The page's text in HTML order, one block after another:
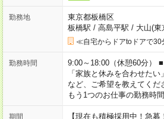
勤務地
東京都板橋区
板橋駅 / 高島平駅 / 大山(東
≪自宅からドアtoドアで30
勤務時間
9:00～18:00（休憩60分）
「家族と休みを合わせた
など、ご希望を教えてく
もう1つのお仕事の勤務時
期間 【現在も積極採用中！急